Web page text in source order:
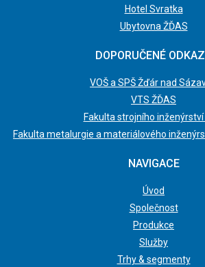
Hotel Svratka
Ubytovna ŽĎAS
DOPORUČENÉ
VOŠ a SPŠ Žďár nad
VTS ŽĎAS
Fakulta strojního inženýrství
Fakulta metalurgie a materiálového
NAVIGACE
Úvod
Společnost
Produkce
Služby
Trhy & segmenty